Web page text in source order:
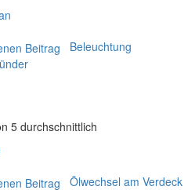
Beleuchtung
5 durchschnittlich
Ölwechsel am Verdeck